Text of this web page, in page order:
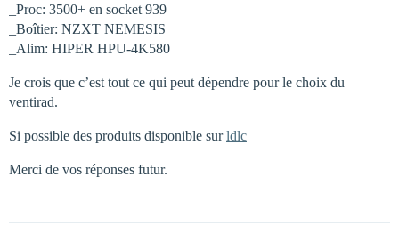
_Proc: 3500+ en socket 939
_Boîtier: NZXT NEMESIS
_Alim: HIPER HPU-4K580
Je crois que c’est tout ce qui peut dépendre pour le choix du
ventirad.
Si possible des produits disponible surldlc
Merci de vos réponses futur.